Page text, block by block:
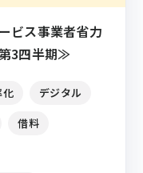
ビス事業者省力
3四半期≫
化
デジタル
借料